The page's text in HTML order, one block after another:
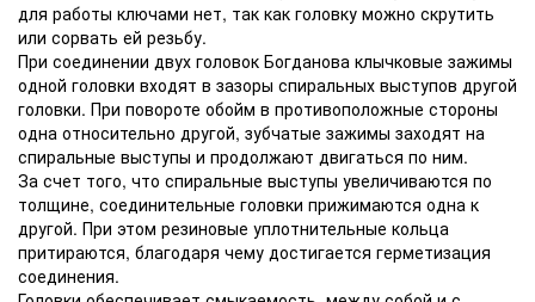
для работы ключами нет, так как головку можно скрутить
или сорвать ей резьбу.
При соединении двух головок Богданова клычковые зажимы
одной головки входят в зазоры спиральных выступов другой
головки. При повороте обойм в противоположные стороны
одна относительно другой, зубчатые зажимы заходят на
спиральные выступы и продолжают двигаться по ним.
За счет того, что спиральные выступы увеличиваются по
толщине, соединительные головки прижимаются одна к
другой. При этом резиновые уплотнительные кольца
притираются, благодаря чему достигается герметизация
соединения.